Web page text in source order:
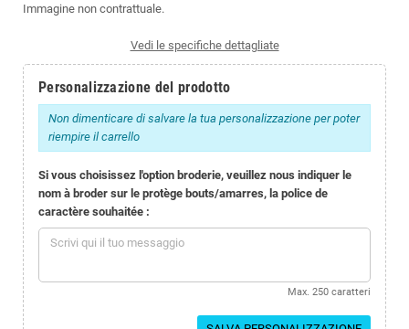
Immagine non contrattuale.
Vedi le specifiche dettagliate
Personalizzazione del prodotto
Non dimenticare di salvare la tua personalizzazione per poter
riempire il carrello
Si vous choisissez l'option broderie, veuillez nous indiquer le
nom à broder sur le protège bouts/amarres, la police de
caractère souhaitée :
Max. 250 caratteri